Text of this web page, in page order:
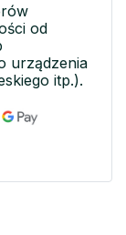
od
urządzenia
itp.).